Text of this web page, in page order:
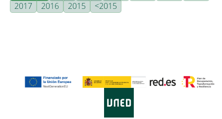
2017
2016 2015 <2015